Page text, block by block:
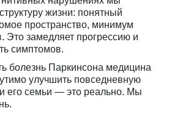
жизни: понятный
пространство, минимум
Это замедляет прогрессию и
симптомов.
болезнь Паркинсона медицина
улучшить повседневную
его семьи — это реально. Мы